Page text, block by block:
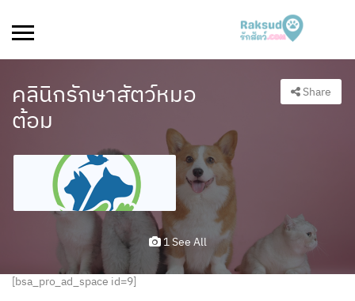
คลินิกรักษาสัตว์หมอ
ต้อม
Share
1 See All
[bsa_pro_ad_space id=9]